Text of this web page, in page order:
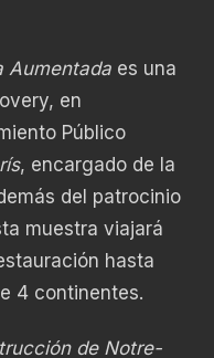
Aumentada es una
en
Público
, encargado de la
del patrocinio
muestra viajará
hasta
4 continentes.
de Notre-